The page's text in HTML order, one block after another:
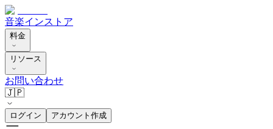
音楽インストア
料金
リソース
お問い合わせ
🇯🇵
ログイン アカウント作成